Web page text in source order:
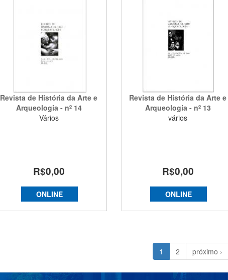
Revista de História da Arte e
Arqueologia - nº 14
Vários
R$0,00
ONLINE
Revista de História da Arte e
Arqueologia - nº 13
vários
R$0,00
ONLINE
1 2 próximo ›